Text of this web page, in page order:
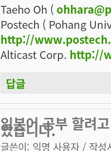
Taeho Oh (
Postech ( Pohang
http://
Alticast Corp. http://
답글
일본어 공부 할려
았습니다.
글쓴이: 익명 사용자 / 작성